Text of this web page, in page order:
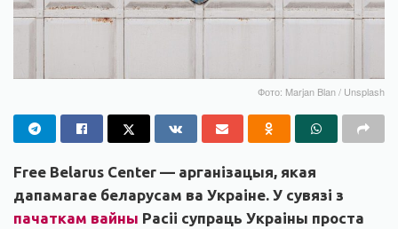
Фото: Marjan Blan / Unsplash
Free Belarus Center — арганізацыя, якая
дапамагае беларусам ва Украіне. У сувязі з
пачаткам вайны Расіі супраць Украіны проста